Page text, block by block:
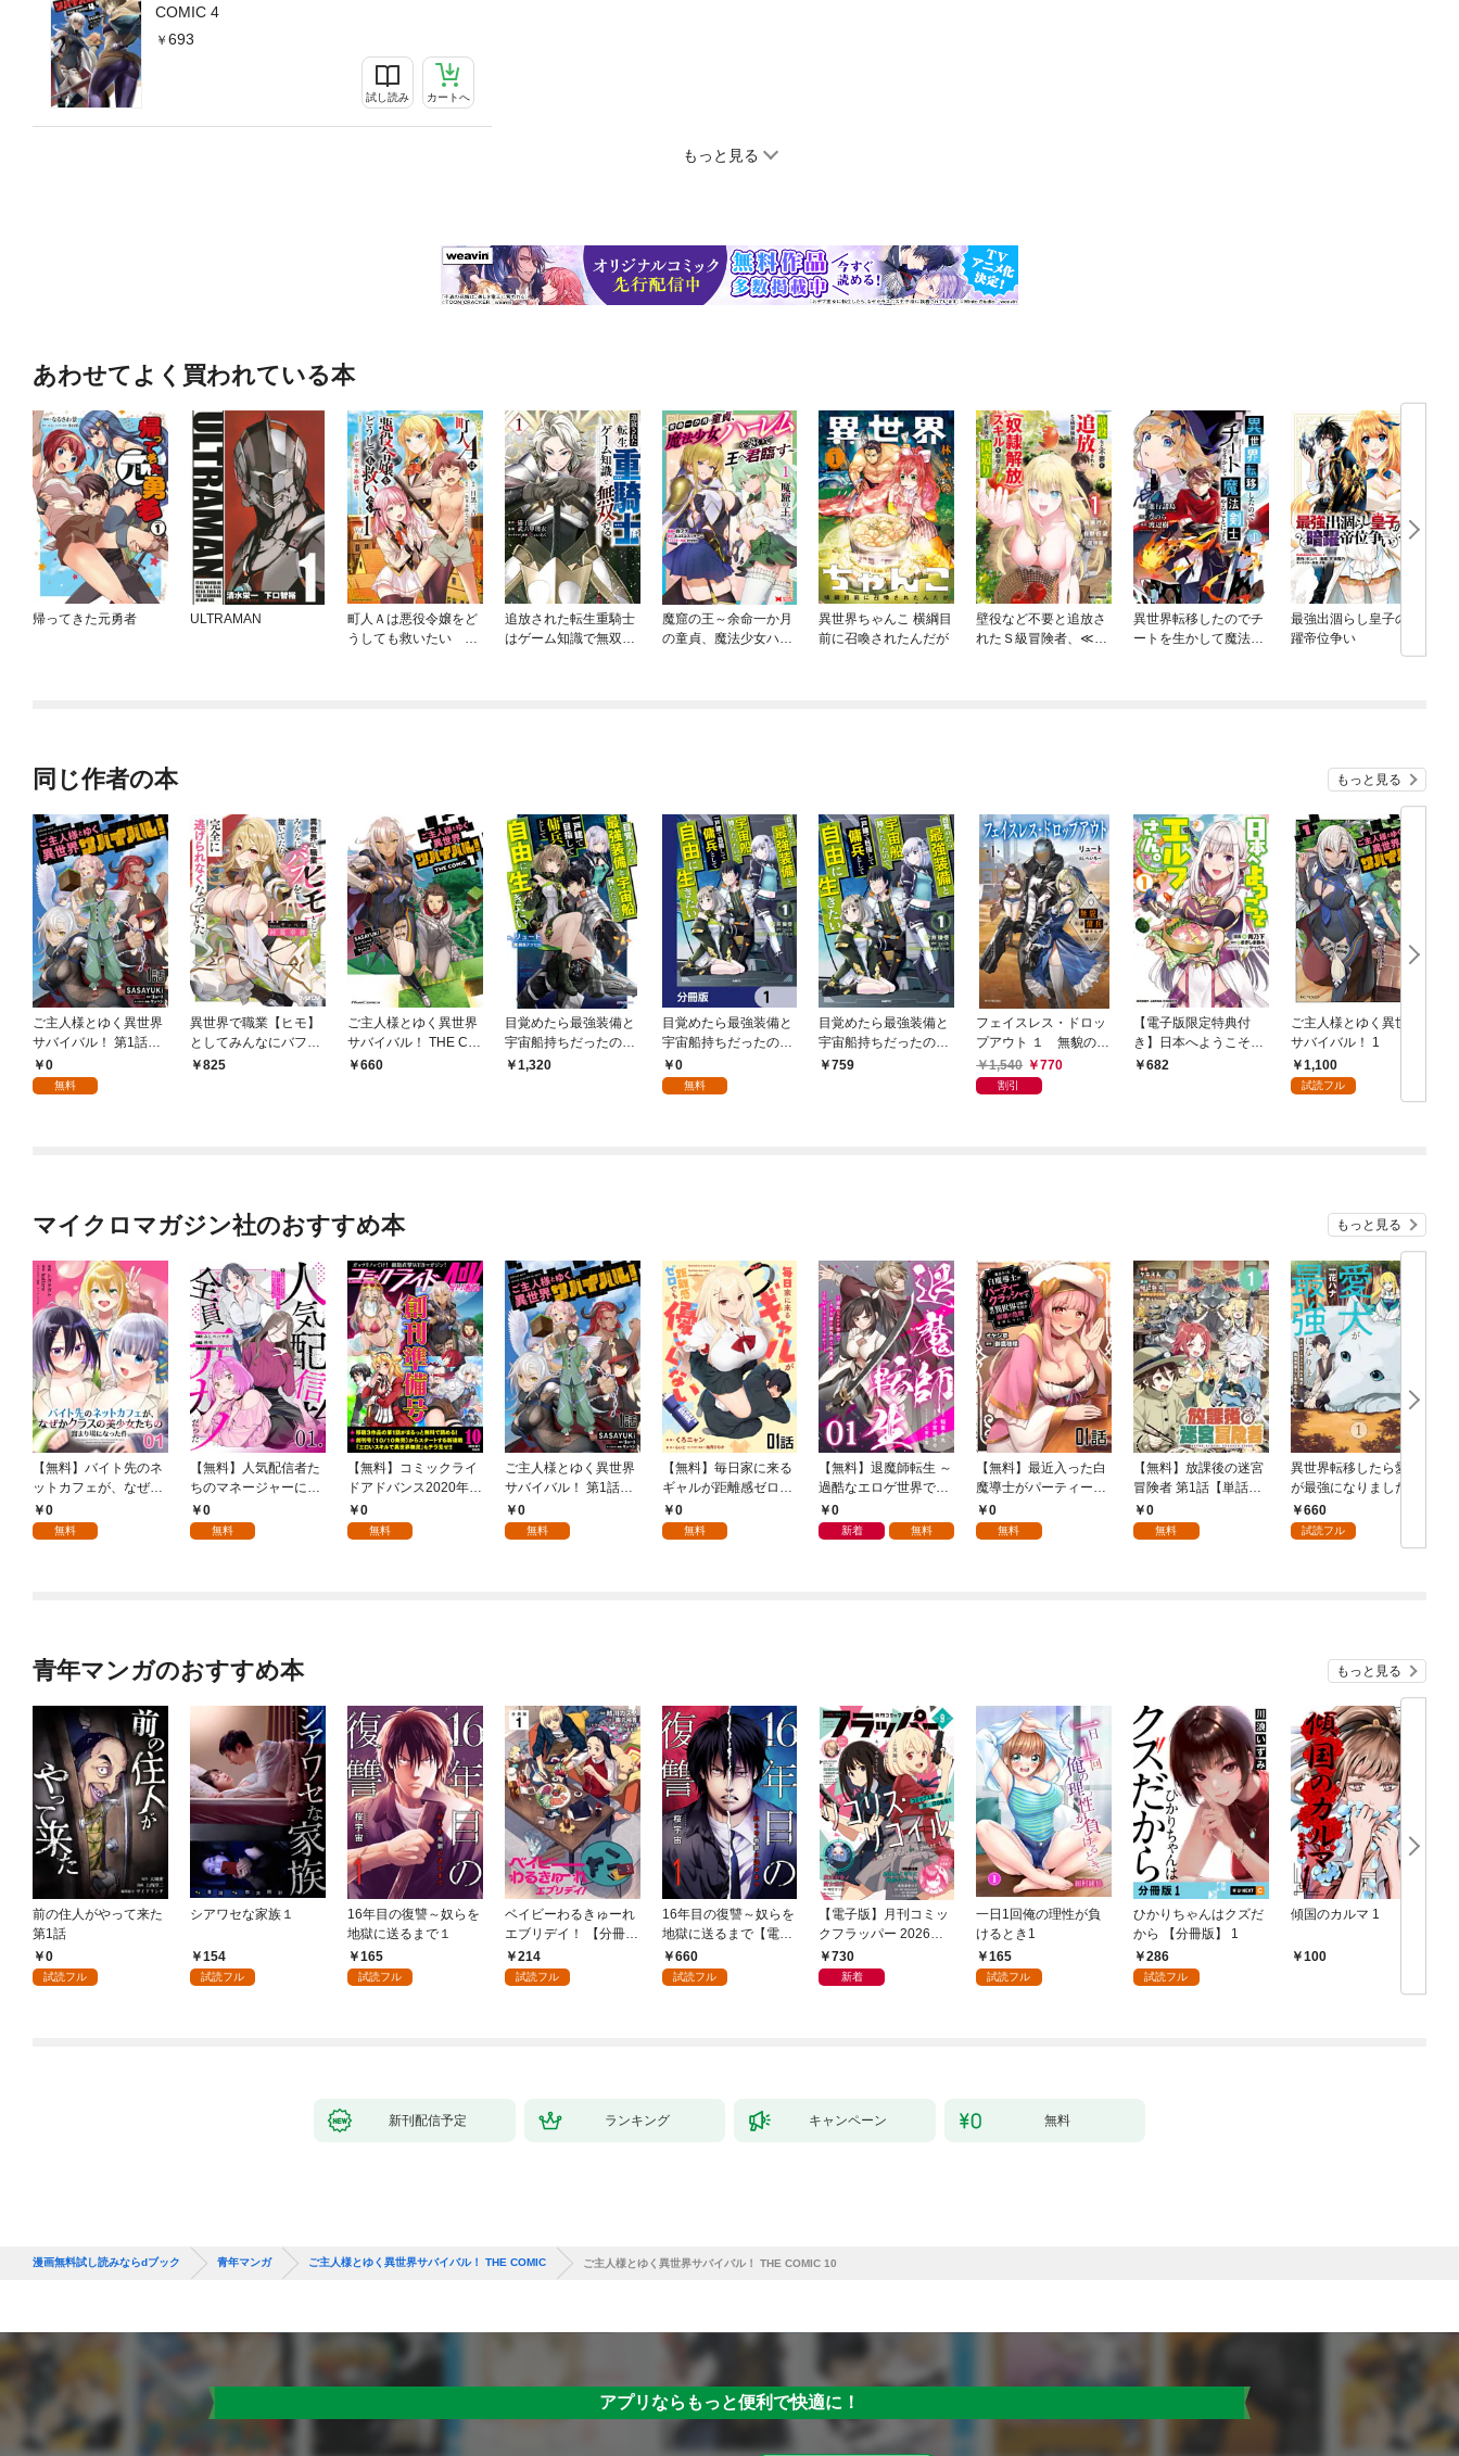
COMIC 4
693
試し読み カートへ
もっと見る
あわせてよく買われている本
帰ってきた元勇者 ULTRAMAN
町人Ａは悪役令嬢をど
うしても救いたい ～
追放された転生重騎士
はゲーム知識で無双す
魔窟の王～余命一か月
の童貞、魔法少女ハー
異世界ちゃんこ 横綱目
前に召喚されたんだが
壁役など不要と追放さ
れたＳ級冒険者、≪奴
異世界転移したのでチ
ートを生かして魔法剣
最強出涸らし皇子の暗
躍帝位争い
同じ作者の本 もっと見る
ご主人様とゆく異世界
サバイバル！ 第1話
【単話版】
0
無料
異世界で職業【ヒモ】
としてみんなにバフを
撒いてたら完全に逃げ
825
ご主人様とゆく異世界
サバイバル！ THE CO
MIC 1
660
目覚めたら最強装備と
宇宙船持ちだったの
で、一戸建て目指して
1,320
目覚めたら最強装備と
宇宙船持ちだったの
で、一戸建て目指して
傭兵として自由に生き
0
無料
目覚めたら最強装備と
宇宙船持ちだったの
で、一戸建て目指して
759
フェイスレス・ドロッ
プアウト １ 無貌の引
退傭兵はお嫁さんが欲
しい
1,540 770
割引
【電子版限定特典付
き】日本へようこそエ
ルフさん。 1
682
ご主人様とゆく異世界
サバイバル！ 1
1,100
試読フル
マイクロマガジン社のおすすめ本 もっと見る
【無料】バイト先のネ
ットカフェが、なぜか
クラスの美少女たちの
溜まり場になった件。
0
無料
【無料】人気配信者た
ちのマネージャーにな
ったら、全員元カノだ
った 第1話【単話版】
0
無料
【無料】コミックライ
ドアドバンス2020年1
0月創刊準備号(vol.01)
0
無料
ご主人様とゆく異世界
サバイバル！ 第1話
【単話版】
0
無料
【無料】毎日家に来る
ギャルが距離感ゼロで
も優しくない 第1話
【単話版】
0
無料
【無料】退魔師転生 ～
過酷なエロゲ世界でキ
ツネ顔の関西弁な性悪
男はどないすりゃええ
0
新着 無料
【無料】最近入った白
魔導士がパーティーク
ラッシャーで、俺の異
世界冒険者生活が崩壊
0
無料
【無料】放課後の迷宮
冒険者 第1話【単話
版】
0
無料
異世界転移したら愛犬
が最強になりました ～
シルバーフェンリルと
俺が異世界暮らしを始
めたら～ THE COMIC
660
試読フル
青年マンガのおすすめ本 もっと見る
前の住人がやって来た
第1話
0
試読フル
シアワセな家族１
154
試読フル
16年目の復讐～奴らを
地獄に送るまで１
165
試読フル
ベイビーわるきゅーれ
エブリデイ！ 【分冊
版】 1
214
試読フル
16年目の復讐～奴らを
地獄に送るまで【電子
単行本版】１
660
試読フル
【電子版】月刊コミッ
クフラッパー 2026年9
月号730
新着
一日1回俺の理性が負
けるとき1
165
試読フル
ひかりちゃんはクズだ
から 【分冊版】 1
286
試読フル
傾国のカルマ 1
100
新刊配信予定 ランキング キャンペーン 無料
漫画無料試し読みならdブック 青年マンガ ご主人様とゆく異世界サバイバル！ THE COMIC ご主人様とゆく異世界サバイバル！ THE COMIC 10
アプリならもっと便利で快適に！